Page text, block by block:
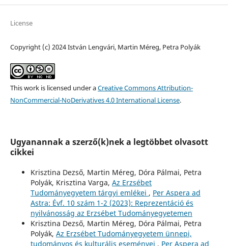
License
Copyright (c) 2024 István Lengvári, Martin Méreg, Petra Polyák
This work is licensed under aCreative Commons Attribution-
NonCommercial-NoDerivatives 4.0 International License.
Ugyanannak a szerző(k)nek a legtöbbet olvasott
cikkei
Krisztina Dezső, Martin Méreg, Dóra Pálmai, Petra
Polyák, Krisztina Varga, Az Erzsébet
Tudományegyetem tárgyi emlékei , Per Aspera ad
Astra: Évf. 10 szám 1-2 (2023): Reprezentáció és
nyilvánosság az Erzsébet Tudományegyetemen
Krisztina Dezső, Martin Méreg, Dóra Pálmai, Petra
Polyák, Az Erzsébet Tudományegyetem ünnepi,
tudományos és kulturális eseményei , Per Aspera ad